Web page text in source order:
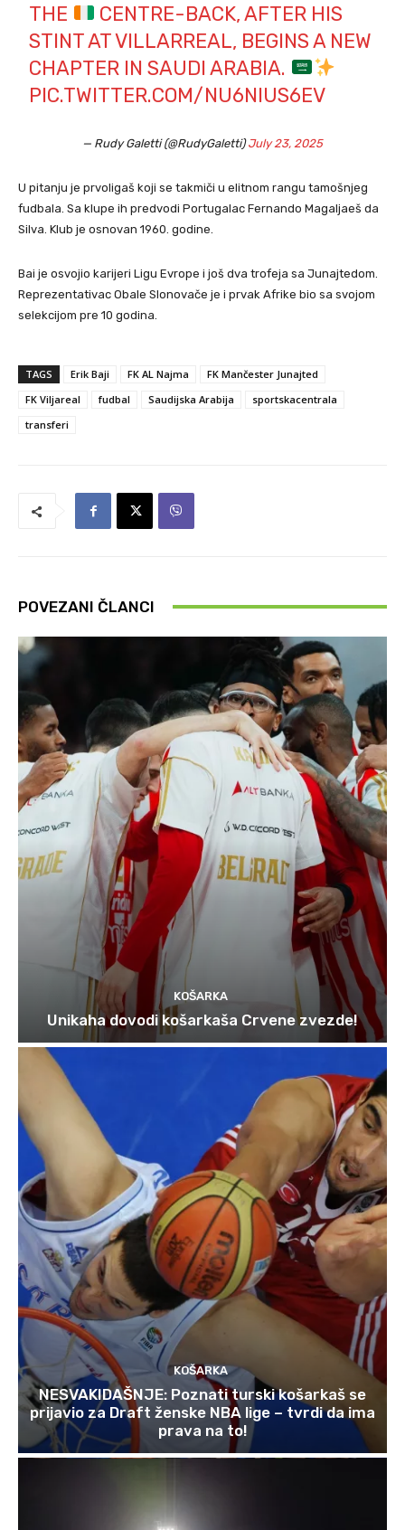
THE
CENTRE-BACK, AFTER HIS
STINT AT VILLARREAL, BEGINS A NEW
CHAPTER IN SAUDI ARABIA.
PIC.TWITTER.COM/NU6NIUS6EV
— Rudy Galetti (@RudyGaletti)July 23, 2025
U pitanju je prvoligaš koji se takmiči u elitnom rangu tamošnjeg
fudbala. Sa klupe ih predvodi Portugalac Fernando Magaljaeš da
Silva. Klub je osnovan 1960. godine.
Bai je osvojio karijeri Ligu Evrope i još dva trofeja sa Junajtedom.
Reprezentativac Obale Slonovače je i prvak Afrike bio sa svojom
selekcijom pre 10 godina.
TAGS Erik Baji FK AL Najma
FK Mančester Junajted
FK Viljareal
fudbal Saudijska Arabija
sportskacentrala
transferi
POVEZANI ČLANCI
KOŠARKA
Unikaha dovodi košarkaša Crvene zvezde!
KOŠARKA
NESVAKIDAŠNJE: Poznati turski košarkaš se
prijavio za Draft ženske NBA lige – tvrdi da ima
prava na to!